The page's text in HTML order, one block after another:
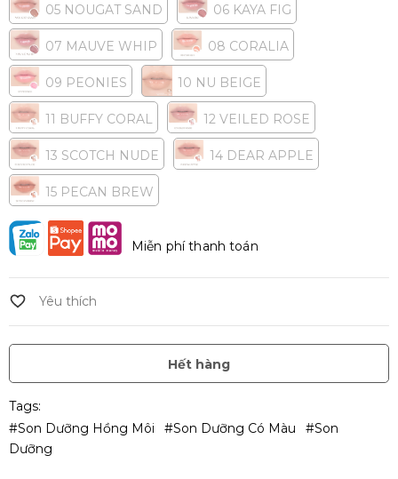
05 NOUGAT SAND 06 KAYA FIG
07 MAUVE WHIP 08 CORALIA
09 PEONIES 10 NU BEIGE
11 BUFFY CORAL 12 VEILED ROSE
13 SCOTCH NUDE 14 DEAR APPLE
15 PECAN BREW
Miễn phí thanh toán
Hết hàng
Tags:
#son Dưỡng Hồng Môi
#Son Dưỡng Có Màu
#Son
Dưỡng